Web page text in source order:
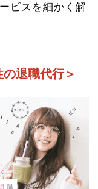
ビスを細かく解
退職代行＞